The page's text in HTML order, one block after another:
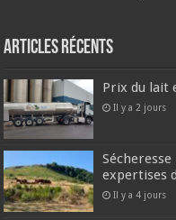
Articles récents
Prix du lait
Il y a 2 jours
expertises
Il y a 4 jours